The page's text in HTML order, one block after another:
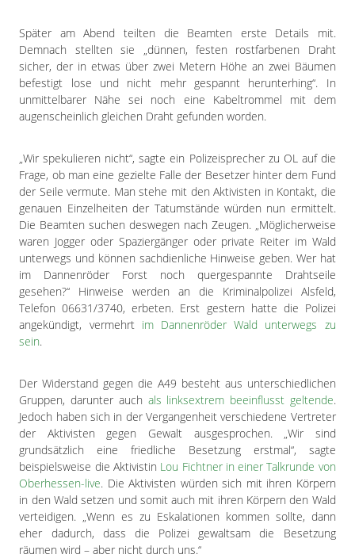
Später am Abend teilten die Beamten erste Details mit.
Demnach stellten sie „dünnen, festen rostfarbenen Draht
sicher, der in etwas über zwei Metern Höhe an zwei Bäumen
befestigt lose und nicht mehr gespannt herunterhing“. In
unmittelbarer Nähe sei noch eine Kabeltrommel mit dem
augenscheinlich gleichen Draht gefunden worden.
„Wir spekulieren nicht“, sagte ein Polizeisprecher zu OL auf die
Frage, ob man eine gezielte Falle der Besetzer hinter dem Fund
der Seile vermute. Man stehe mit den Aktivisten in Kontakt, die
genauen Einzelheiten der Tatumstände würden nun ermittelt.
Die Beamten suchen deswegen nach Zeugen. „Möglicherweise
waren Jogger oder Spaziergänger oder private Reiter im Wald
unterwegs und können sachdienliche Hinweise geben. Wer hat
im Dannenröder Forst noch quergespannte Drahtseile
gesehen?“ Hinweise werden an die Kriminalpolizei Alsfeld,
Telefon 06631/3740, erbeten. Erst gestern hatte die Polizei
angekündigt, vermehrt im Dannenröder Wald unterwegs zu
sein.
Der Widerstand gegen die A49 besteht aus unterschiedlichen
Gruppen, darunter auch als linksextrem beeinflusst geltende.
Jedoch haben sich in der Vergangenheit verschiedene Vertreter
der Aktivisten gegen Gewalt ausgesprochen. „Wir sind
grundsätzlich eine friedliche Besetzung erstmal“, sagte
beispielsweise die Aktivistin Lou Fichtner in einer Talkrunde von
Oberhessen-live. Die Aktivisten würden sich mit ihren Körpern
in den Wald setzen und somit auch mit ihren Körpern den Wald
verteidigen. „Wenn es zu Eskalationen kommen sollte, dann
eher dadurch, dass die Polizei gewaltsam die Besetzung
räumen wird – aber nicht durch uns.“